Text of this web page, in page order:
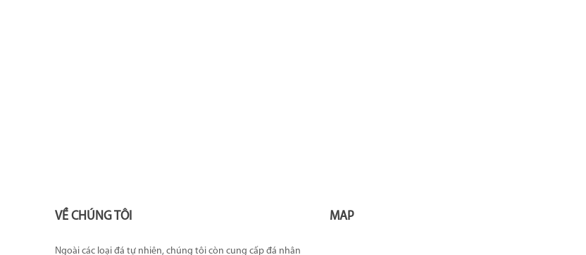
VỀ CHÚNG TÔI
Ngoài các loại đá tự nhiên, chúng tôi còn cung cấp đá nhân
MAP